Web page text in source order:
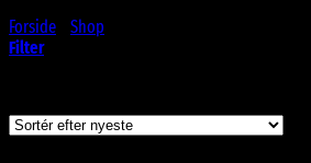
Forside
Shop
Filter